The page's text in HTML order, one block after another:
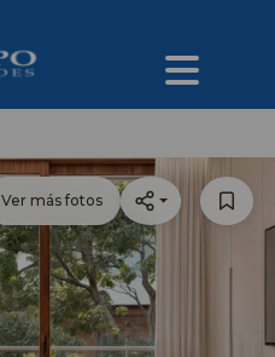
Ver más fotos